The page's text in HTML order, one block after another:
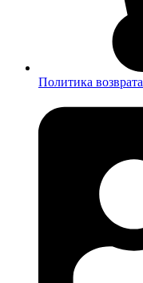
Политика возврата